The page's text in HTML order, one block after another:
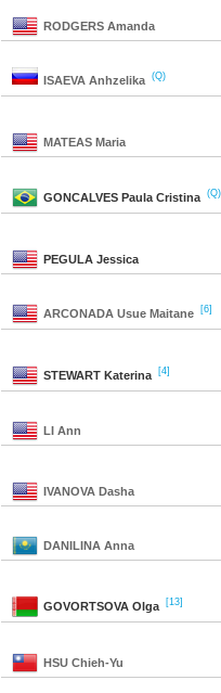
RODGERS Amanda
ISAEVA Anhzelika (Q)
MATEAS Maria
GONCALVES Paula Cristina (Q)
PEGULA Jessica
ARCONADA Usue Maitane [6]
STEWART Katerina [4]
LI Ann
IVANOVA Dasha
DANILINA Anna
GOVORTSOVA Olga [13]
HSU Chieh-Yu